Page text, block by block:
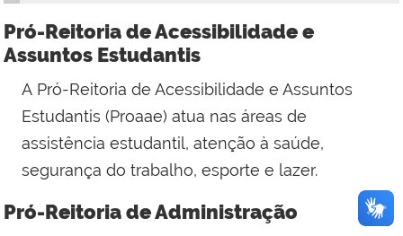
Pró-Reitoria de Acessibilidade e
Assuntos Estudantis
A Pró-Reitoria de Acessibilidade e Assuntos
Estudantis (Proaae) atua nas áreas de
assistência estudantil, atenção à saúde,
segurança do trabalho, esporte e lazer.
Pró-Reitoria de Administração